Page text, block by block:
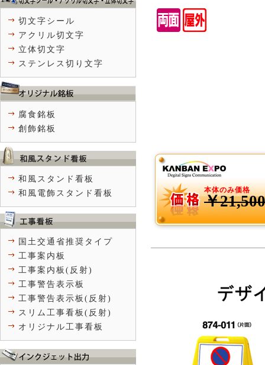
本体のみ価格
￥21,500
切文字シール
アクリル切文字
立体切文字
ステンレス切り文字
腐食銘板
創飾銘板
和風スタンド看板
和風電飾スタンド看板
国土交通省推奨タイプ
工事案内板
工事案内板(反射)
工事警告表示板
工事警告表示板(反射)
スリム工事看板(反射)
オリジナル工事看板